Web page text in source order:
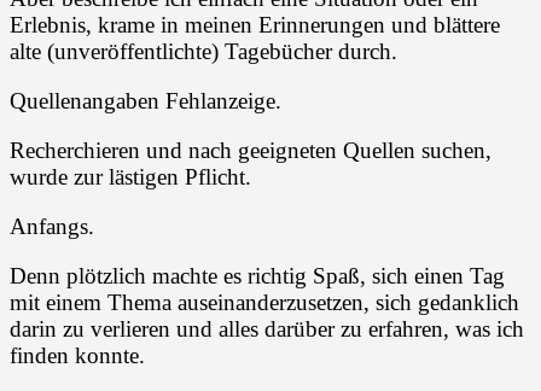
Erlebnis, krame in meinen Erinnerungen und blättere
alte (unveröffentlichte) Tagebücher durch.
Quellenangaben Fehlanzeige.
Recherchieren und nach geeigneten Quellen suchen,
wurde zur lästigen Pflicht.
Anfangs.
Denn plötzlich machte es richtig Spaß, sich einen Tag
mit einem Thema auseinanderzusetzen, sich gedanklich
darin zu verlieren und alles darüber zu erfahren, was ich
finden konnte.